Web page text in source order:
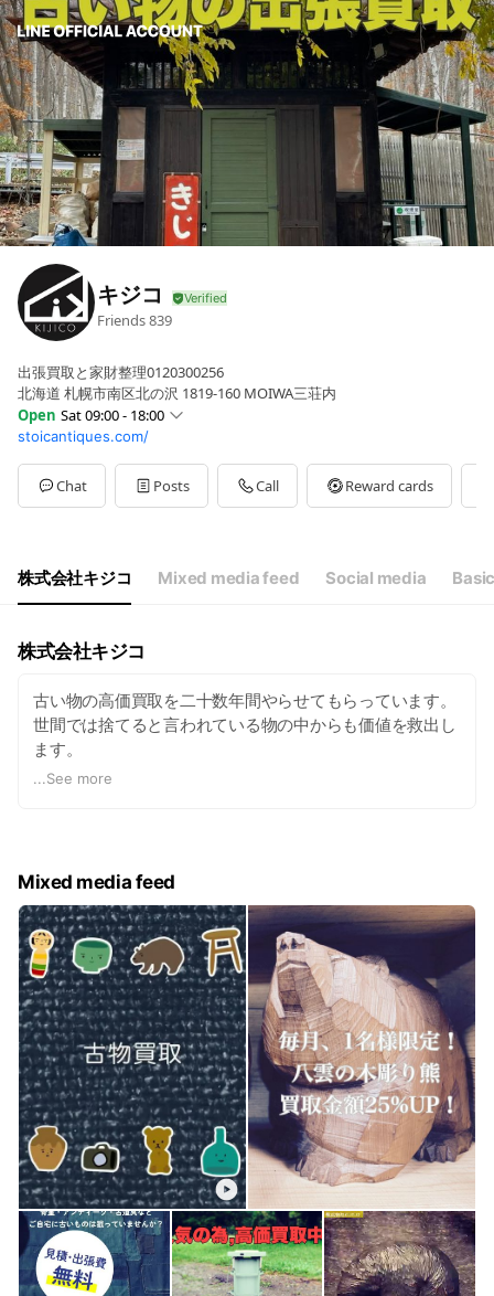
キジコ
Friends839
出張買取と家財整理0120300256
北海道 札幌市南区北の沢 1819-160 MOIWA三荘内
Open Sat 09:00 - 18:00
Sun09:00 - 18:00
Mon09:00 - 18:00
Tue09:00 - 18:00
WedClosed
Sat
09:00 - 18:00
stoicantiques.com/
Chat Posts Call Reward cards
株式会社キジコ Mixed media feed Social media
株式会社キジコ
古い物の高価買取を二十数年間やらせてもらっています。
世間では捨てると言われている物の中からも価値を救出し
ます。
1. 便利さ: キジコは出張買取サービスを提供しており、自
宅にいながら不要な品物を手軽に売ることができます。自
分で商品を運ぶ必要がないため、時間や手間を節約できま
す。
2. 高額査定: キジコは豊富な販売ルートと専門知識を持っ
ており、適切な価格設定を行います。また、査定員が直接
訪問するため、商品の状態を確認し、最適な査定額を提供
することができます。
3. 安心感: キジコは札幌商工会議所に所属している信頼性
の高い企業であり、査定員は専門的な知識と経験を持って
います。また、買取品の保管や運搬についてもしっかりと
対応してくれますので、安心して取引を行うことができま
す。
これらの理由から、キジコは出張買取の依頼において便利
で信頼性の高い選択肢となります。
...See more
Mixed media feed